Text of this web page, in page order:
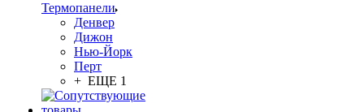
Термопанели
Денвер
Дижон
Нью-Йорк
Перт
+ ЕЩЕ 1